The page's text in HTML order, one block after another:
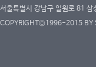
서울특별시 강남구 일원로 81
COPYRIGHT©1996-2015 BY